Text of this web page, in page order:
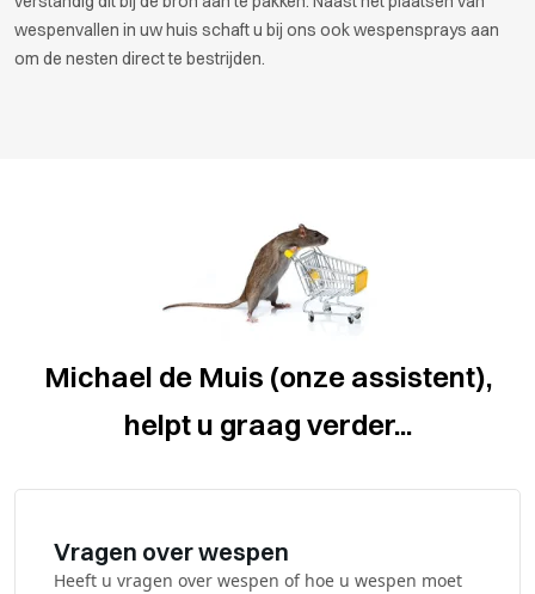
wespenvallen in uw huis schaft u bij ons ook wespensprays aan
om de nesten direct te bestrijden.
Michael de Muis (onze assistent),
helpt u graag verder...
Vragen over wespen
Heeft u vragen over wespen of hoe u wespen moet